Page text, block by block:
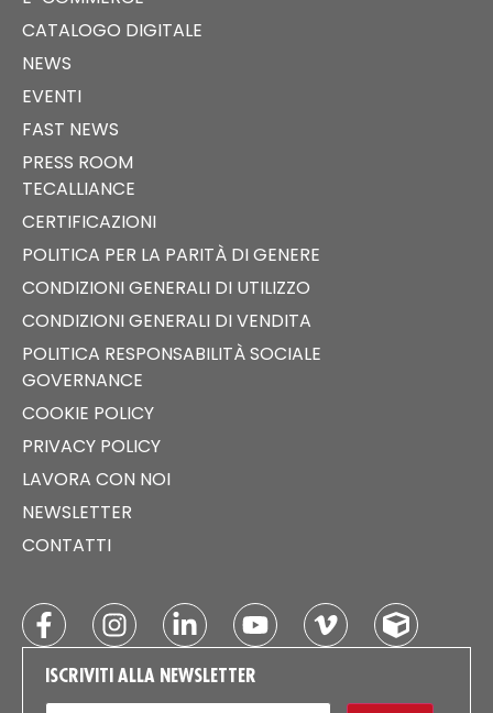
CATALOGO DIGITALE
NEWS
EVENTI
FAST NEWS
PRESS ROOM
TECALLIANCE
CERTIFICAZIONI
POLITICA PER LA PARITÀ DI GENERE
CONDIZIONI GENERALI DI UTILIZZO
CONDIZIONI GENERALI DI VENDITA
POLITICA RESPONSABILITÀ SOCIALE
GOVERNANCE
COOKIE POLICY
PRIVACY POLICY
LAVORA CON NOI
NEWSLETTER
CONTATTI
ISCRIVITI ALLA NEWSLETTER
EMAIL